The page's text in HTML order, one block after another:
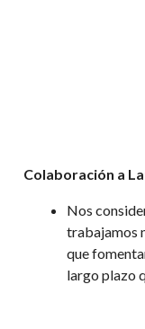
Colaboración a
Nos
trabajamos
que
largo plazo